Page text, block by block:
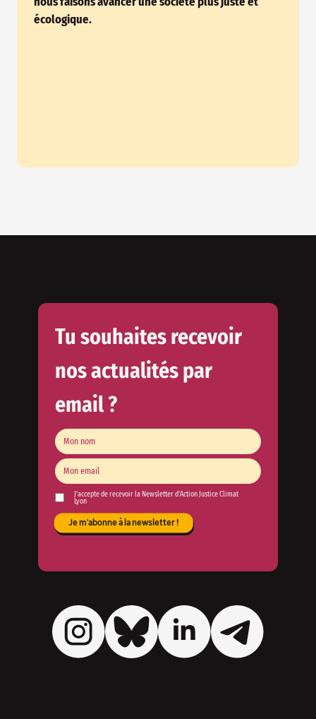
écologique.
Tu souhaites recevoir
nos actualités par
email ?
J'accepte de recevoir la Newsletter d'Action Justice Climat
Lyon